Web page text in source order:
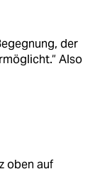
der
Also
oben auf